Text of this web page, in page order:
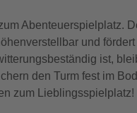
Abenteuerspielplatz.
und
ist,
den Turm fest im
zum Lieblingsspielplatz!